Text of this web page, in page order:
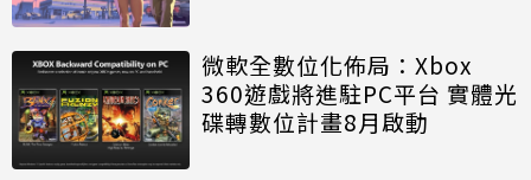
微軟全數位化佈局：Xbox
360遊戲將進駐PC平台 實體光
碟轉數位計畫8月啟動